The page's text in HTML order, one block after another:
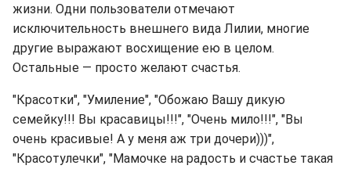
жизни. Одни пользователи отмечают
исключительность внешнего вида Лилии, многие
другие выражают восхищение ею в целом.
Остальные — просто желают счастья.
"Красотки", "Умиление", "Обожаю Вашу дикую
семейку!!! Вы красавицы!!!", "Очень мило!!!", "Вы
очень красивые! А у меня аж три дочери)))",
"Красотулечки", "Мамочке на радость и счастье такая